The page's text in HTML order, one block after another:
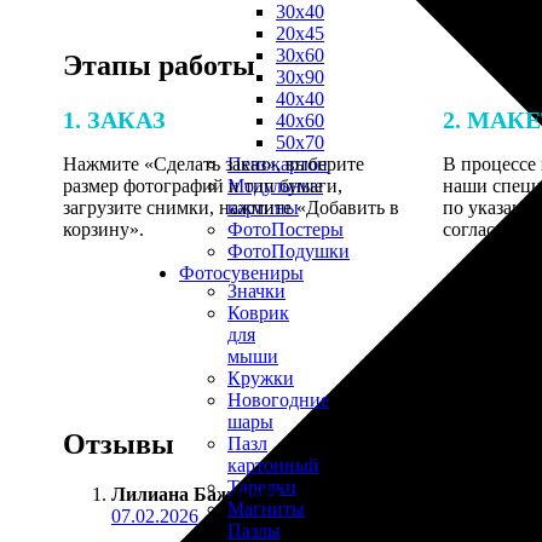
30х40
20х45
30х60
30х90
40х40
40х60
50х70
Пенокартон
Модульные
картины
ФотоПостеры
ФотоПодушки
Фотоcувениры
Значки
Коврик
для
мыши
Кружки
Новогодние
шары
Пазл
картонный
Тарелки
Магниты
Пазлы
Этапы работы
1. ЗАКАЗ
Нажмите «Сделать заказ», выберите
размер фотографий и тип бумаги,
загрузите снимки, нажмите «Добавить в
корзину».
2.
В процессе
наши
по
Отзывы
Лилиана Баженова :
07.02.2026